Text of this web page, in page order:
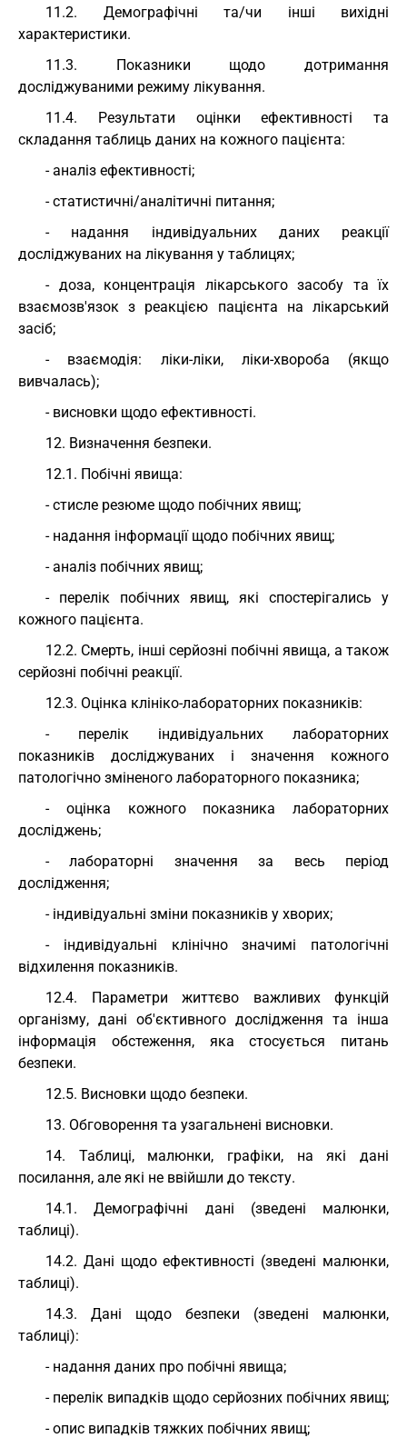
11.2. Демографічні та/чи інші вихідні
характеристики.
11.3. Показники щодо дотримання
досліджуваними режиму лікування.
11.4. Результати оцінки ефективності та
складання таблиць даних на кожного пацієнта:
- аналіз ефективності;
- статистичні/аналітичні питання;
- надання індивідуальних даних реакції
досліджуваних на лікування у таблицях;
- доза, концентрація лікарського засобу та їх
взаємозв'язок з реакцією пацієнта на лікарський
засіб;
- взаємодія: ліки-ліки, ліки-хвороба (якщо
вивчалась);
- висновки щодо ефективності.
12. Визначення безпеки.
12.1. Побічні явища:
- стисле резюме щодо побічних явищ;
- надання інформації щодо побічних явищ;
- аналіз побічних явищ;
- перелік побічних явищ, які спостерігались у
кожного пацієнта.
12.2. Смерть, інші серйозні побічні явища, а також
серйозні побічні реакції.
12.3. Оцінка клініко-лабораторних показників:
- перелік індивідуальних лабораторних
показників досліджуваних і значення кожного
патологічно зміненого лабораторного показника;
- оцінка кожного показника лабораторних
досліджень;
- лабораторні значення за весь період
дослідження;
- індивідуальні зміни показників у хворих;
- індивідуальні клінічно значимі патологічні
відхилення показників.
12.4. Параметри життєво важливих функцій
організму, дані об'єктивного дослідження та інша
інформація обстеження, яка стосується питань
безпеки.
12.5. Висновки щодо безпеки.
13. Обговорення та узагальнені висновки.
14. Таблиці, малюнки, графіки, на які дані
посилання, але які не ввійшли до тексту.
14.1. Демографічні дані (зведені малюнки,
таблиці).
14.2. Дані щодо ефективності (зведені малюнки,
таблиці).
14.3. Дані щодо безпеки (зведені малюнки,
таблиці):
- надання даних про побічні явища;
- перелік випадків щодо серйозних побічних явищ;
- опис випадків тяжких побічних явищ;